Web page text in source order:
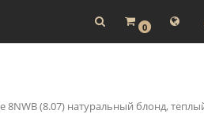
0
8NWB (8.07) натуральный блонд,